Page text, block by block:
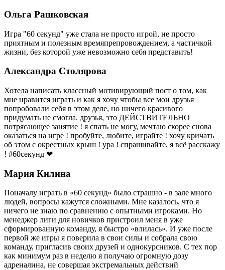
Ольга Рашковская
Игра "60 секунд" уже стала не просто игрой, не просто
приятным и полезным времяпрепровождением, а частичкой
жизни, без которой уже невозможно себя представить!
Александра Столярова
Хотела написать классный мотивирующий пост о том, как
мне нравится играть и как я хочу чтобы все мои друзья
попробовали себя в этом деле, но ничего красивого
придумать не смогла. друзья, это ДЕЙСТВИТЕЛЬНО
потрясающее занятие ! я спать не могу, мечтаю скорее снова
оказаться на игре ! пробуйте, любите, играйте ! хочу кричать
об этом с окрестных крыш ! ура ! спрашивайте, я всё расскажу
! #60секунд ❤
Мария Килина
Поначалу играть в «60 секунд» было страшно - в зале много
людей, вопросы кажутся сложными. Мне казалось, что я
ничего не знаю по сравнению с опытными игроками. Но
менеджер лиги для новичков пристроил меня в уже
сформированную команду, я быстро «влилась». И уже после
первой же игры я поверила в свои силы и собрала свою
команду, пригласив своих друзей и однокурсников. С тех пор
как минимум раз в неделю я получаю огромную дозу
адреналина, не совершая экстремальных действий